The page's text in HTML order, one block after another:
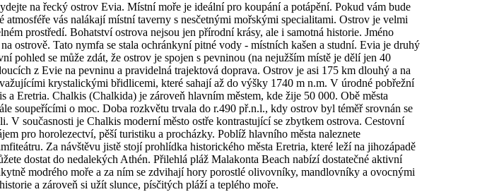
na řecký ostrov Evia. Místní moře je ideální pro koupání a potápění. Pokud vám bude
vás nalákají místní taverny s nesčetnými mořskými specialitami. Ostrov je velmi
prostředí. Bohatství ostrova nejsou jen přírodní krásy, ale i samotná historie. Jméno
ostrově. Tato nymfa se stala ochránkyní pitné vody - místních kašen a studní. Evia je druhý
se může zdát, že ostrov je spojen s pevninou (na nejužším místě je dělí jen 40
z Evie na pevninu a pravidelná trajektová doprava. Ostrov je asi 175 km dlouhý a na
krystalickými břidlicemi, které sahají až do výšky 1740 m n.m. V úrodné pobřežní
Eretria. Chalkis (Chalkida) je zároveň hlavním městem, kde žije 50 000. Obě města
soupeřícími o moc. Doba rozkvětu trvala do r.490 př.n.l., kdy ostrov byl téměř srovnán se
současnosti je Chalkis moderní město ostře kontrastující se zbytkem ostrova. Cestovní
pro horolezectví, pěší turistiku a procházky. Poblíž hlavního města naleznete
Za návštěvu jistě stojí prohlídka historického města Eretria, které leží na jihozápadě
dostat do nedalekých Athén. Přilehlá pláž Malakonta Beach nabízí dostatečné aktivní
modrého moře a za ním se zdvihají hory porostlé olivovníky, mandlovníky a ovocnými
a zároveň si užít slunce, písčitých pláží a teplého moře.